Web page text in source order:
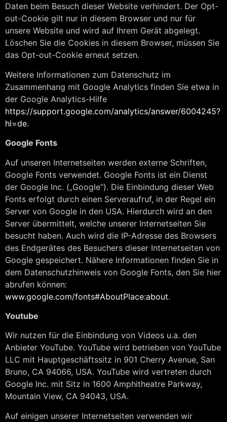
Daten beim Besuch dieser Website verhindert. Der Opt-
out-Cookie gilt nur in diesem Browser und nur für
unsere Website und wird auf Ihrem Gerät abgelegt.
Löschen Sie die Cookies in diesem Browser, müssen Sie
das Opt-out-Cookie erneut setzen.
Weitere Informationen zum Datenschutz im
Zusammenhang mit Google Analytics finden Sie etwa in
der Google Analytics-Hilfe
https://support.google.com/analytics/answer/6004245?
hl=de.
Google Fonts
Auf unseren Internetseiten werden externe Schriften,
Google Fonts verwendet. Google Fonts ist ein Dienst
der Google Inc. („Google“). Die Einbindung dieser Web
Fonts erfolgt durch einen Serveraufruf, in der Regel ein
Server von Google in den USA. Hierdurch wird an den
Server übermittelt, welche unserer Internetseiten Sie
besucht haben. Auch wird die IP-Adresse des Browsers
des Endgerätes des Besuchers dieser Internetseiten von
Google gespeichert. Nähere Informationen finden Sie in
dem Datenschutzhinweis von Google Fonts, den Sie hier
abrufen können:
www.google.com/fonts#AboutPlace:about.
Youtube
Wir nutzen für die Einbindung von Videos u.a. den
Anbieter YouTube. YouTube wird betrieben von YouTube
LLC mit Hauptgeschäftssitz in 901 Cherry Avenue, San
Bruno, CA 94066, USA. YouTube wird vertreten durch
Google Inc. mit Sitz in 1600 Amphitheatre Parkway,
Mountain View, CA 94043, USA.
Auf einigen unserer Internetseiten verwenden wir